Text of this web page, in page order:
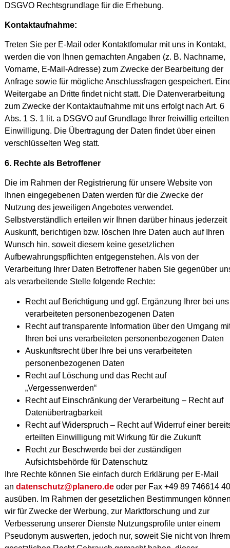
DSGVO Rechtsgrundlage für die Erhebung.
Kontaktaufnahme:
Treten Sie per E-Mail oder Kontaktfomular mit uns in Kontakt,
werden die von Ihnen gemachten Angaben (z. B. Nachname,
Vorname, E-Mail-Adresse) zum Zwecke der Bearbeitung der
Anfrage sowie für mögliche Anschlussfragen gespeichert.
Weitergabe an Dritte findet nicht statt. Die Datenverarbeitung
zum Zwecke der Kontaktaufnahme mit uns erfolgt nach Art. 6
Abs. 1 S. 1 lit. a DSGVO auf Grundlage Ihrer freiwillig erteilten
Einwilligung. Die Übertragung der Daten findet über einen
verschlüsselten Weg statt.
6. Rechte als Betroffener
Die im Rahmen der Registrierung für unsere Website von
Ihnen eingegebenen Daten werden für die Zwecke der
Nutzung des jeweiligen Angebotes verwendet.
Selbstverständlich erteilen wir Ihnen darüber hinaus jederzeit
Auskunft, berichtigen bzw. löschen Ihre Daten auch auf Ihren
Wunsch hin, soweit diesem keine gesetzlichen
Aufbewahrungspflichten entgegenstehen. Als von der
Verarbeitung Ihrer Daten Betroffener haben Sie gegenüber
als verarbeitende Stelle folgende Rechte:
Recht auf Berichtigung und ggf. Ergänzung Ihrer bei uns
verarbeiteten personenbezogenen Daten
Recht auf transparente Information über den Umgang
Ihren bei uns verarbeiteten personenbezogenen Daten
Auskunftsrecht über Ihre bei uns verarbeiteten
personenbezogenen Daten
Recht auf Löschung und das Recht auf
„Vergessenwerden“
Recht auf Einschränkung der Verarbeitung – Recht auf
Datenübertragbarkeit
Recht auf Widerspruch – Recht auf Widerruf einer
erteilten Einwilligung mit Wirkung für die Zukunft
Recht zur Beschwerde bei der zuständigen
Aufsichtsbehörde für Datenschutz
Ihre Rechte können Sie einfach durch Erklärung per E-Mail
an datenschutz@planero.de oder per Fax +49 89 746614 40
ausüben. Im Rahmen der gesetzlichen Bestimmungen
wir für Zwecke der Werbung, zur Marktforschung und zur
Verbesserung unserer Dienste Nutzungsprofile unter einem
Pseudonym auswerten, jedoch nur, soweit Sie nicht von Ihrem